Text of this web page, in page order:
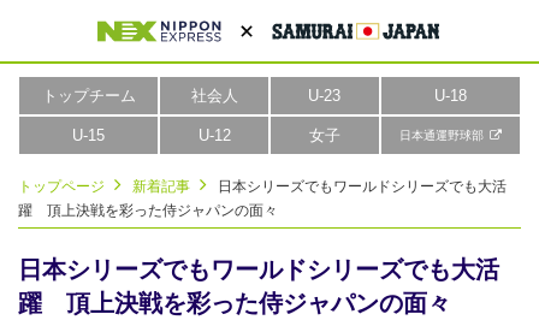
トップチーム 社会人 U-23 U-18
U-15 U-12 女子 日本通運野球部
トップページ 新着記事
日本シリーズでもワールドシリーズでも大活
躍 頂上決戦を彩った侍ジャパンの面々
日本シリーズでもワールドシリーズでも大活
躍 頂上決戦を彩った侍ジャパンの面々